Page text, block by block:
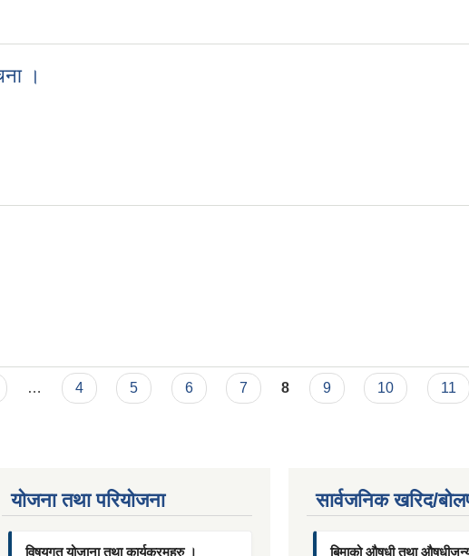
।
… 4 5 6 7 8 9 10 11
याेजना तथा परियाेजना
विषयगत योजाना तथा कार्यक्रमहरु ।
सार्वजनिक खरिद/
बिमाको औषधी तथा औषधीजन्य